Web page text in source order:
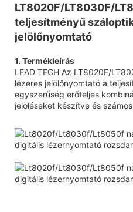
LT8020F/LT8030F/
teljesítményű
jelölőnyomtató
1. Termékleírás
LEAD TECH Az LT8020F/
lézeres jelölőnyomtató a
egyszerűség erőteljes
jelöléseket készítve és